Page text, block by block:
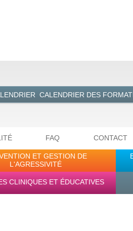
CALENDRIER DES
FAQ CONTACT
ET GESTION DE
L'AGRESSIVITÉ
CLINIQUES ET ÉDUCATIVES